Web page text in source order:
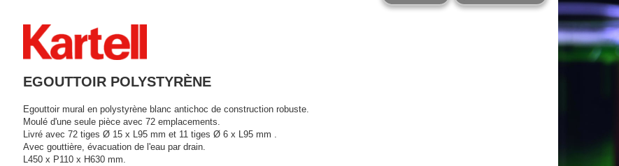
EGOUTTOIR POLYSTYRÈNE
Egouttoir mural en polystyrène blanc antichoc de construction robuste.
Moulé d'une seule pièce avec 72 emplacements.
Livré avec 72 tiges Ø 15 x L95 mm et 11 tiges Ø 6 x L95 mm .
Avec gouttière, évacuation de l'eau par drain.
L450 x P110 x H630 mm.